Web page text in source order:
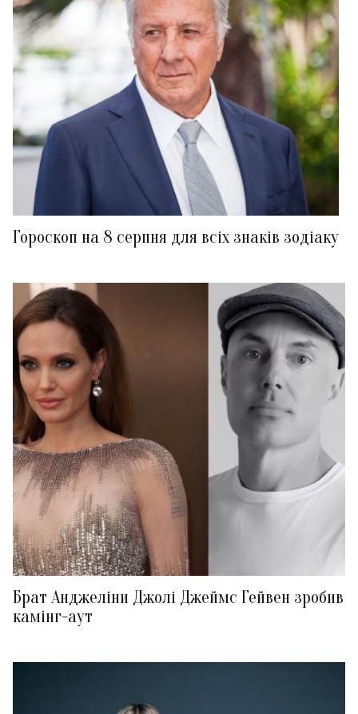
Гороскоп на 8 серпня для всіх знаків зодіаку
Брат Анджеліни Джолі Джеймс Гейвен зробив
камінг-аут